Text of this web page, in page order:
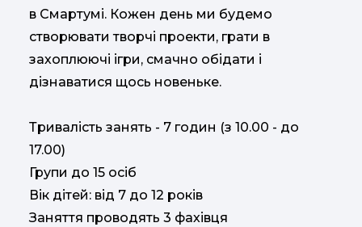
в Смартумі. Кожен день ми будемо
створювати творчі проекти, грати в
захоплюючі ігри, смачно обідати і
дізнаватися щось новеньке.
Тривалість занять - 7 годин (з 10.00 - до
17.00)
Групи до 15 осіб
Вік дітей: від 7 до 12 років
Заняття проводять 3 фахівця